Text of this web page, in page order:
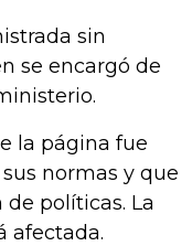
sin
se encargó de
la página fue
normas y que
políticas. La
afectada.